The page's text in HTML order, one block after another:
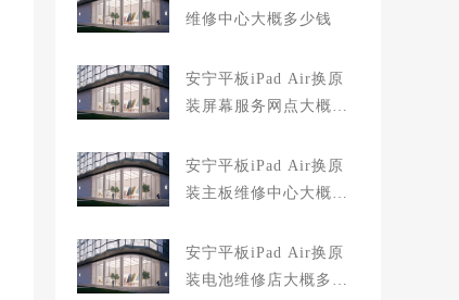
维修中心大概多少钱
安宁平板iPad Air换原
装屏幕服务网点大概多
安宁平板iPad Air换原
装主板维修中心大概多
安宁平板iPad Air换原
装电池维修店大概多少